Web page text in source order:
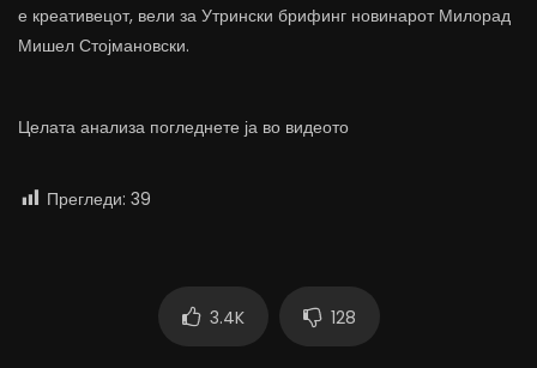
е креативецот, вели за Утрински брифинг новинарот Милорад
Мишел Стојмановски.
Целата анализа погледнете ја во видеото
Прегледи: 39
3.4K 128